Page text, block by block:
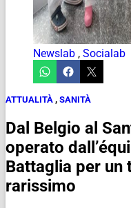
Newslab , Socialab
ATTUALITÀ , SANITÀ
Dal Belgio al
operato
Battaglia per un
rarissimo